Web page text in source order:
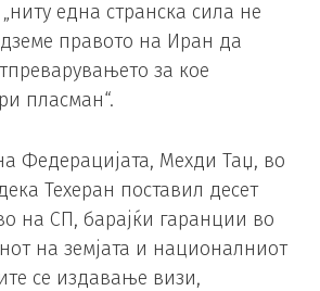
една странска сила не
правото на Иран да
за кое
пласман“.
Федерацијата, Мехди Таџ, во
Техеран поставил десет
на СП, барајќи гаранции во
на земјата и националниот
се издавање визи,